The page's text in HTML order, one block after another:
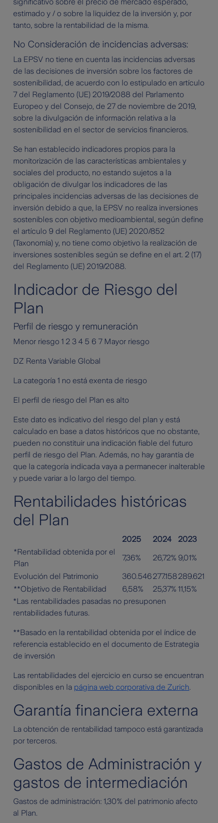
significativo sobre el precio de mercado esperado,
estimado y / o sobre la liquidez de la inversión y, por
tanto, sobre la rentabilidad de la misma.
No Consideración de incidencias adversas:
La EPSV no tiene en cuenta las incidencias adversas
de las decisiones de inversión sobre los factores de
sostenibilidad, de acuerdo con lo estipulado en artículo
7 del Reglamento (UE) 2019/2088 del Parlamento
Europeo y del Consejo, de 27 de noviembre de 2019,
sobre la divulgación de información relativa a la
sostenibilidad en el sector de servicios financieros.
Se han establecido indicadores propios para la
monitorización de las características ambientales y
sociales del producto, no estando sujetos a la
obligación de divulgar los indicadores de las
principales incidencias adversas de las decisiones de
inversión debido a que, la EPSV no realiza inversiones
sostenibles con objetivo medioambiental, según define
el artículo 9 del Reglamento (UE) 2020/852
(Taxonomía) y, no tiene como objetivo la realización de
inversiones sostenibles según se define en el art. 2 (17)
del Reglamento (UE) 2019/2088.
Indicador de Riesgo del
Plan
Perfil de riesgo y remuneración
Menor riesgo 1 2 3 4 5 6 7 Mayor riesgo
DZ Renta Variable Global
La categoría 1 no está exenta de riesgo
El perfil de riesgo del Plan es alto
Este dato es indicativo del riesgo del plan y está
calculado en base a datos históricos que no obstante,
pueden no constituir una indicación fiable del futuro
perfil de riesgo del Plan. Además, no hay garantía de
que la categoría indicada vaya a permanecer inalterable
y puede variar a lo largo del tiempo.
Rentabilidades históricas
del Plan
2025 2024
2023
*Rentabilidad obtenida por el
Plan
7,36% 26,72% 9,01%
Evolución del Patrimonio 360.546277.158289.621
**Objetivo de Rentabilidad
6,58% 25,37% 11,15%
*Las rentabilidades pasadas no presuponen
rentabilidades futuras.
**Basado en la rentabilidad obtenida por el índice de
referencia establecido en el documento de Estrategia
de inversión
Las rentabilidades del ejercicio en curso se encuentran
disponibles en la página web corporativa de Zurich.
Garantía financiera externa
La obtención de rentabilidad tampoco está garantizada
por terceros.
Gastos de Administración y
gastos de intermediación
Gastos de administración: 1,30% del patrimonio afecto
al Plan.